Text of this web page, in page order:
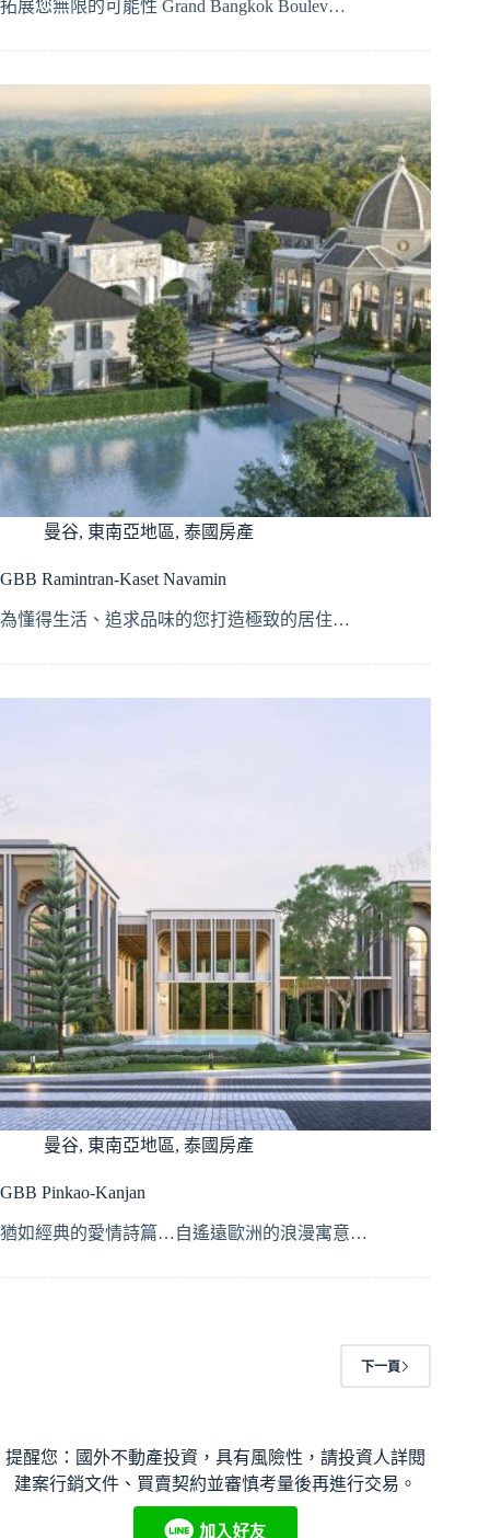
拓展您無限的可能性 Grand Bangkok Boulev…
曼谷, 東南亞地區, 泰國房產
GBB Ramintran-Kaset Navamin
為懂得生活、追求品味的您打造極致的居住…
曼谷, 東南亞地區, 泰國房產
GBB Pinkao-Kanjan
猶如經典的愛情詩篇…自遙遠歐洲的浪漫寓意…
下一頁
提醒您：國外不動產投資，具有風險性，請投資人詳閱
建案行銷文件、買賣契約並審慎考量後再進行交易。